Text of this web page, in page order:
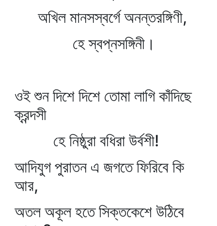
অখিল মানসস্বর্গে অনন্তরঙ্গিণী,
হে স্বপ্নসঙ্গিনী।
ওই শুন দিশে দিশে তোমা লাগি কাঁদিছে
ক্রন্দসী
হে নিষ্ঠুরা বধিরা উর্বশী!
আদিযুগ পুরাতন এ জগতে ফিরিবে কি
আর,
অতল অকূল হতে সিক্তকেশে উঠিবে